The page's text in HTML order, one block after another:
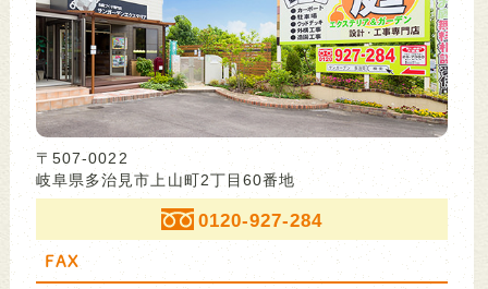
〒507-0022
岐阜県多治見市上山町2丁目60番地
0120-927-284
FAX